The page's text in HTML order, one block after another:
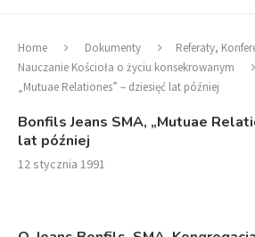
Home Dokumenty
Referaty,
Nauczanie Kościoła o życiu konsekrowanym
„Mutuae Relationes” – dziesięć lat później
Bonfils Jeans SMA, „Mutuae
lat później
12 stycznia 1991